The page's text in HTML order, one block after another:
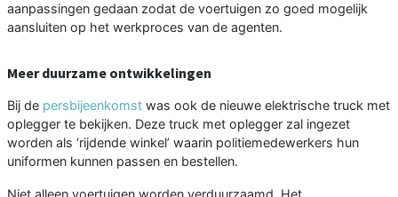
aanpassingen gedaan zodat de voertuigen zo goed mogelijk
aansluiten op het werkproces van de agenten.
Meer duurzame ontwikkelingen
Bij de persbijeenkomst was ook de nieuwe elektrische truck met
oplegger te bekijken. Deze truck met oplegger zal ingezet
worden als ‘rijdende winkel’ waarin politiemedewerkers hun
uniformen kunnen passen en bestellen.
Niet alleen voertuigen worden verduurzaamd. Het